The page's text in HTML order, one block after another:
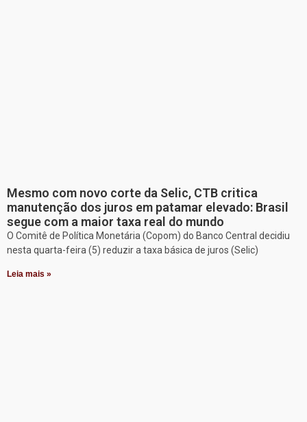
Mesmo com novo corte da Selic, CTB critica
manutenção dos juros em patamar elevado: Brasil
segue com a maior taxa real do mundo
O Comitê de Política Monetária (Copom) do Banco Central decidiu
nesta quarta-feira (5) reduzir a taxa básica de juros (Selic)
Leia mais »